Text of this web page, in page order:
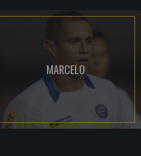
MARCELO